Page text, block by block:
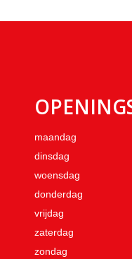
maandag
dinsdag
woensdag
donderdag
vrijdag
zaterdag
zondag